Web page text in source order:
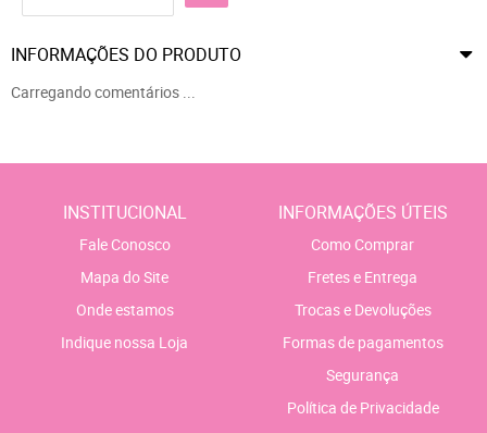
INFORMAÇÕES DO PRODUTO
Carregando comentários ...
INSTITUCIONAL
Fale Conosco
Mapa do Site
Onde estamos
Indique nossa Loja
INFORMAÇÕES ÚTEIS
Como Comprar
Fretes e Entrega
Trocas e Devoluções
Formas de pagamentos
Segurança
Política de Privacidade